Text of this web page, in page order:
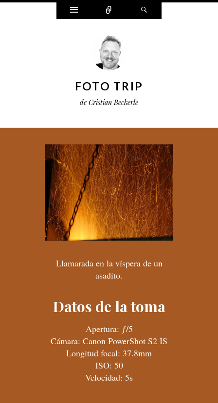
Widgets Connect
FOTO TRIP
de Cristian Beckerle
Llamarada en la víspera de un
asadito.
Datos de la toma
Apertura: ƒ/5
Cámara: Canon PowerShot S2 IS
Longitud focal: 37.8mm
ISO: 50
Velocidad: 5s